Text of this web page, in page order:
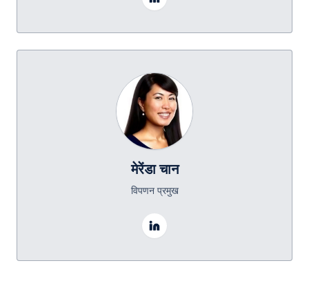
मेरेंडा चान
विपणन प्रमुख